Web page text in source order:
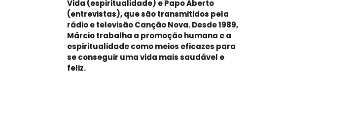
Vida (espiritualidade) e Papo Aberto
(entrevistas), que são transmitidos pela
rádio e televisão Canção Nova. Desde 1989,
Márcio trabalha a promoção humana e a
espiritualidade como meios eficazes para
se conseguir uma vida mais saudável e
feliz.